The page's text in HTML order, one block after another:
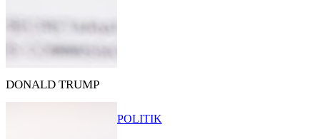
DONALD TRUMP
POLITIK